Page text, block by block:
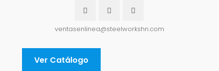
ventasenlinea@steelworkshn.com
Ver Catálogo